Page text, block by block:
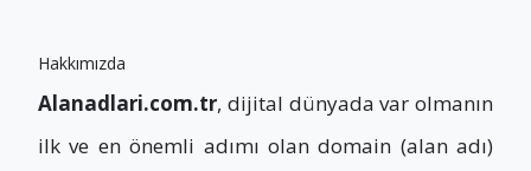
Hakkımızda
Alanadlari.com.tr, dijital dünyada var olmanın
ilk ve en önemli adımı olan domain (alan adı)